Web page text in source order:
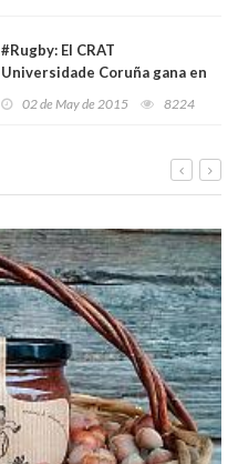
#Rugby: El CRAT
Universidade Coruña gana en
02 de May de 2015 8224